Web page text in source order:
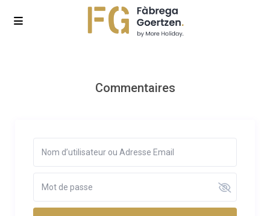
Commentaires